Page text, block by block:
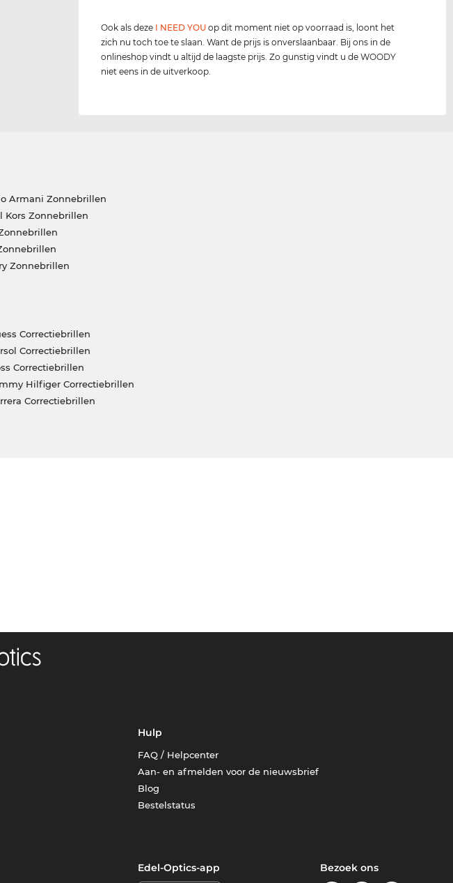
Ook als deze I NEED YOU op dit moment niet op voorraad is, loont het
zich nu toch toe te slaan. Want de prijs is onverslaanbaar. Bij ons in de
onlineshop vindt u altijd de laagste prijs. Zo gunstig vindt u de WOODY
niet eens in de uitverkoop.
Armani Zonnebrillen
Kors Zonnebrillen
Zonnebrillen
Correctiebrillen
Correctiebrillen
Correctiebrillen
Hilfiger Correctiebrillen
Correctiebrillen
Hulp
FAQ / Helpcenter
Aan- en afmelden voor de nieuwsbrief
Blog
Bestelstatus
Edel-Optics-app Bezoek ons